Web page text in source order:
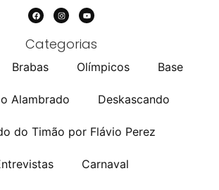
Categorias
Brabas Olímpicos Base
Alambrado Deskascando
do Timão por Flávio Perez
Carnaval